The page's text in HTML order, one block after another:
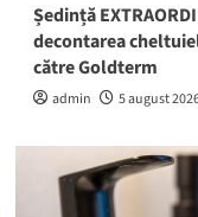
Ședință
decontarea
către Goldterm
admin 5 august